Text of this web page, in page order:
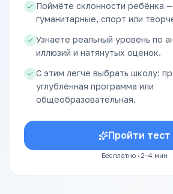
Поймёте склонности ребёнка
гуманитарные, спорт или
Узнаете реальный уровень по
иллюзий и натянутых оценок.
С этим легче выбрать школу:
углублённая программа или
общеобразовательная.
Пройти тест
Бесплатно · 2–4 мин